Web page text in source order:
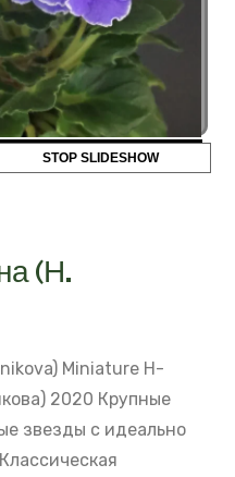
STOP SLIDESHOW
(Н.
Miniature Н-
2020 Крупные
звезды с идеально
Классическая